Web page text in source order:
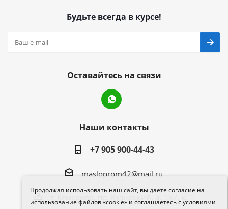
Продолжая использовать наш сайт, вы даете согласие на
использование файлов «cookie» и соглашаетесь с условиями
Будьте всегда в курсе!
Оставайтесь на связи
Наши контакты
+7 905 900-44-43
masloprom42@mail.ru